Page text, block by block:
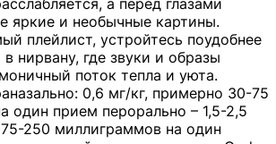
а перед глазами
яркие и необычные картины.
плейлист, устройтесь поудобнее
в нирвану, где звуки и образы
поток тепла и уюта.
0,6 мг/кг, примерно 30-75
один прием перорально – 1,5-2,5
250 миллиграммов на один